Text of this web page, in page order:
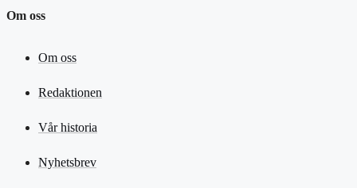
Om oss
Om oss
Redaktionen
Vår historia
Nyhetsbrev